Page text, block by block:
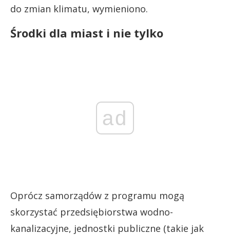
do zmian klimatu, wymieniono.
Środki dla miast i nie tylko
ad
Oprócz samorządów z programu mogą
skorzystać przedsiębiorstwa wodno-
kanalizacyjne, jednostki publiczne (takie jak